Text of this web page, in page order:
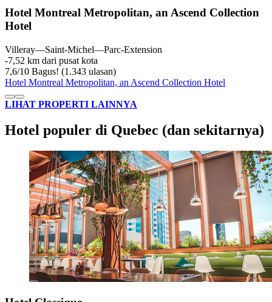
Hotel Montreal Metropolitan, an Ascend Collection
Hotel
Villeray—Saint-Michel—Parc-Extension
‐7,52 km dari pusat kota
7,6/10 Bagus! (1.343 ulasan)
Hotel Montreal Metropolitan, an Ascend Collection Hotel
LIHAT PROPERTI LAINNYA
Hotel populer di Quebec (dan sekitarnya)